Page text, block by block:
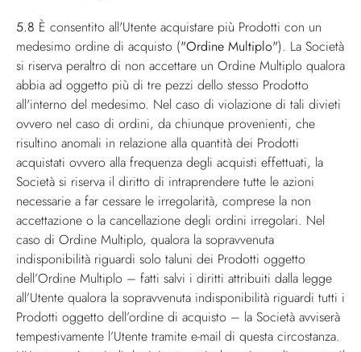
5.8 È consentito all'Utente acquistare più Prodotti con un
medesimo ordine di acquisto ("Ordine Multiplo"). La Società
si riserva peraltro di non accettare un Ordine Multiplo qualora
abbia ad oggetto più di tre pezzi dello stesso Prodotto
all'interno del medesimo. Nel caso di violazione di tali divieti
ovvero nel caso di ordini, da chiunque provenienti, che
risultino anomali in relazione alla quantità dei Prodotti
acquistati ovvero alla frequenza degli acquisti effettuati, la
Società si riserva il diritto di intraprendere tutte le azioni
necessarie a far cessare le irregolarità, comprese la non
accettazione o la cancellazione degli ordini irregolari. Nel
caso di Ordine Multiplo, qualora la sopravvenuta
indisponibilità riguardi solo taluni dei Prodotti oggetto
dell’Ordine Multiplo – fatti salvi i diritti attribuiti dalla legge
all’Utente qualora la sopravvenuta indisponibilità riguardi tutti i
Prodotti oggetto dell’ordine di acquisto – la Società avviserà
tempestivamente l’Utente tramite e-mail di questa circostanza.